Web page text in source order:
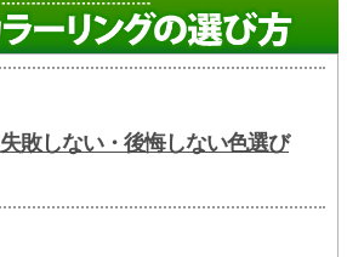
失敗しない・後悔しない色選び